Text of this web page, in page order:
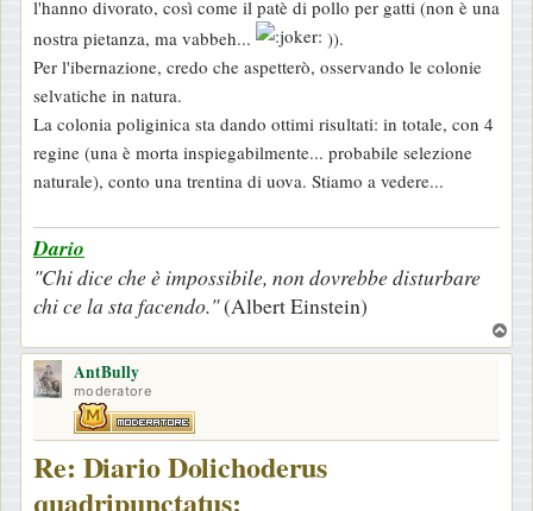
l'hanno divorato, così come il patè di pollo per gatti (non è una
nostra pietanza, ma vabbeh...
)).
Per l'ibernazione, credo che aspetterò, osservando le colonie
selvatiche in natura.
La colonia poliginica sta dando ottimi risultati: in totale, con 4
regine (una è morta inspiegabilmente... probabile selezione
naturale), conto una trentina di uova. Stiamo a vedere...
Dario
"Chi dice che è impossibile, non dovrebbe disturbare
chi ce la sta facendo."(Albert Einstein)
o
AntBully
moderatore
Re: Diario Dolichoderus
quadripunctatus: